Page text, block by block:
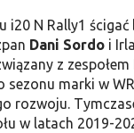
i20 N Rally1 ścigać
Dani Sordo i
z
sezonu marki w
rozwoju.
w latach 2019-